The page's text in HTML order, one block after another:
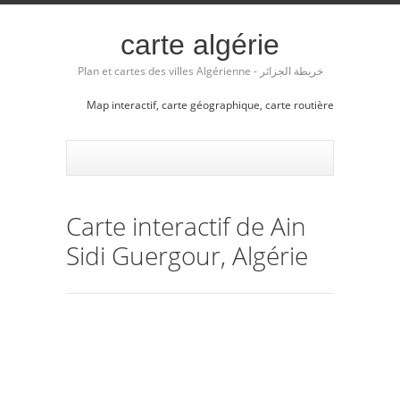
carte algérie
Plan et cartes des villes Algérienne - خريطة الجزائر
Map interactif, carte géographique, carte routière
Carte interactif de Ain
Sidi Guergour, Algérie